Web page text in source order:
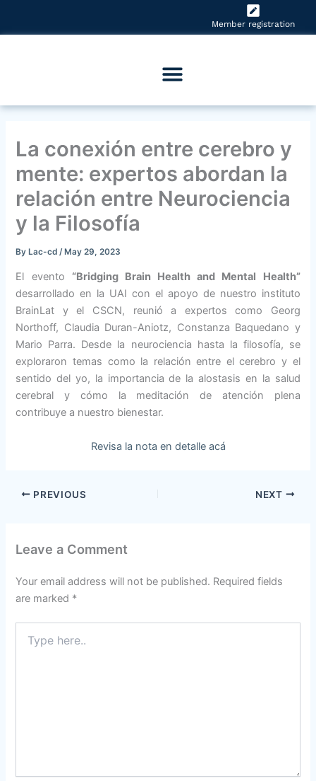
Member registration
La conexión entre cerebro y
mente: expertos abordan la
relación entre Neurociencia
y la Filosofía
ByLac-cd /May 29, 2023
El evento “Bridging Brain Health and Mental Health”
desarrollado en la UAI con el apoyo de nuestro instituto
BrainLat y el CSCN, reunió a expertos como Georg
Northoff, Claudia Duran-Aniotz, Constanza Baquedano y
Mario Parra. Desde la neurociencia hasta la filosofía, se
exploraron temas como la relación entre el cerebro y el
sentido del yo, la importancia de la alostasis en la salud
cerebral y cómo la meditación de atención plena
contribuye a nuestro bienestar.
Revisa la nota en detalle acá
PREVIOUS NEXT
Leave a Comment
Your email address will not be published. Required fields
are marked *
here..